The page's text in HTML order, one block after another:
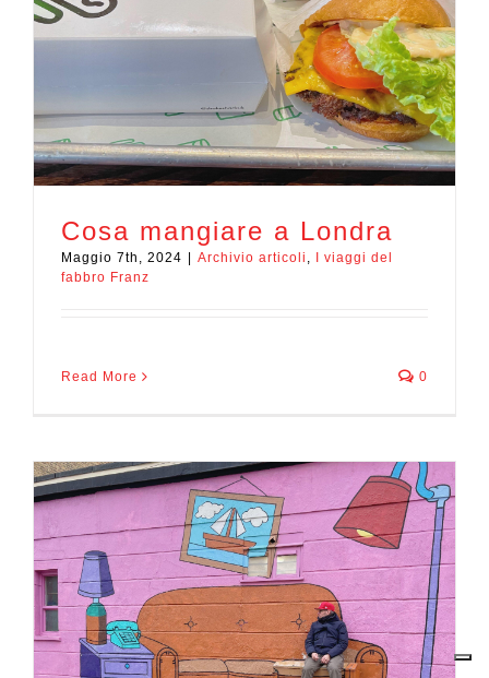
Cosa mangiare a Londra
Maggio 7th, 2024 Archivio articoli ,
I viaggi del
fabbro Franz
Read More 0